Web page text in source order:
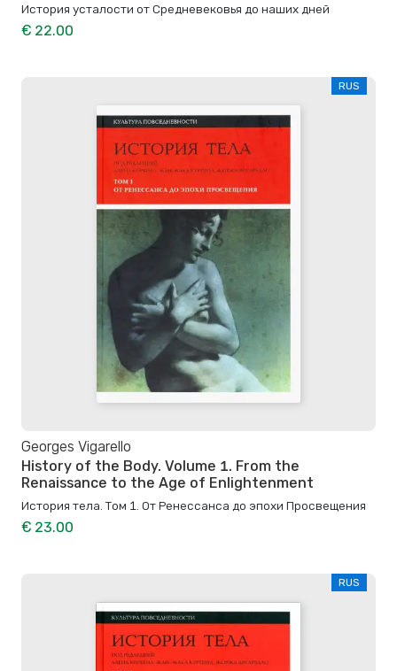
История усталости от Средневековья до наших дней
€ 22.00
RUS
Georges Vigarello
History of the Body. Volume 1. From the
Renaissance to the Age of Enlightenment
История тела. Том 1. От Ренессанса до эпохи Просвещения
€ 23.00
RUS